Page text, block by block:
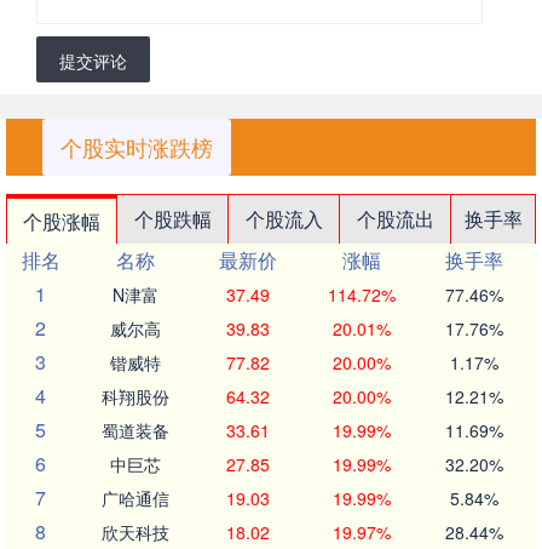
提交评论
个股实时涨跌榜
个股涨幅 个股跌幅 个股流入 个股流出
换手率
排名
名称 最新价 涨幅
换手率
1
N津富 37.49 114.72% 77.46%
2 威尔高 39.83 20.01% 17.76%
3 锴威特 77.82 20.00% 1.17%
4 科翔股份 64.32 20.00% 12.21%
5 蜀道装备 33.61 19.99% 11.69%
6 中巨芯 27.85 19.99% 32.20%
7 广哈通信 19.03 19.99% 5.84%
8 欣天科技 18.02 19.97% 28.44%